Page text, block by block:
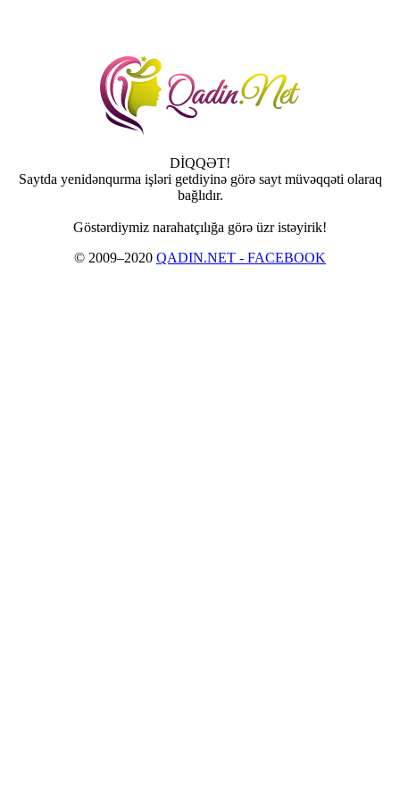
DİQQƏT!
Saytda yenidənqurma işləri getdiyinə görə sayt müvəqqəti olaraq
bağlıdır.
Göstərdiymiz narahatçılığa görə üzr istəyirik!
© 2009–2020 QADIN.NET - FACEBOOK